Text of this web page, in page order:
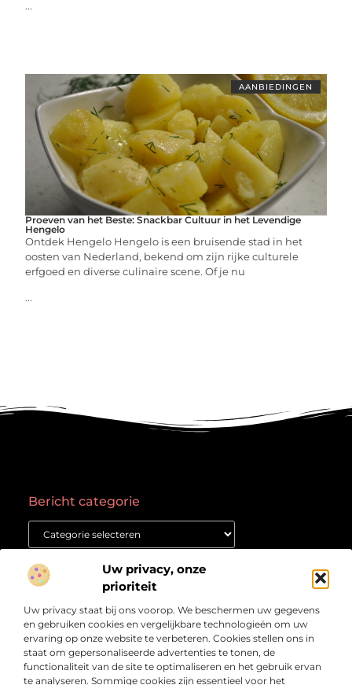
Uw privacy, onze
prioriteit
Uw privacy staat bij ons voorop. We beschermen uw gegevens
en gebruiken cookies en vergelijkbare technologieën om uw
ervaring op onze website te verbeteren. Cookies stellen ons in
staat om gepersonaliseerde advertenties te tonen, de
functionaliteit van de site te optimaliseren en het gebruik ervan
te analyseren. Sommige cookies zijn essentieel voor het
...
AANBIEDINGEN
Proeven van het Beste: Snackbar Cultuur in het Levendige
Hengelo
Ontdek Hengelo Hengelo is een bruisende stad in het
oosten van Nederland, bekend om zijn rijke culturele
erfgoed en diverse culinaire scene. Of je nu
...
Over
Bedrijf
“Het Kennisplatform voor Verdieping en Inspiratie”
Verdiep je in prikkelende artikelen, heldere inzichten en
verhalen die je aan het denken zetten. Welkom bij
Vetlog.nl – jouw startpunt voor betrouwbare en
Onze informatie
Bericht categorie